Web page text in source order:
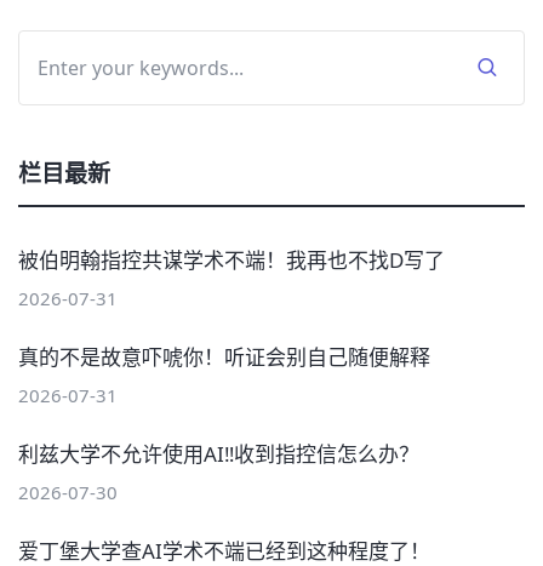
栏目最新
被伯明翰指控共谋学术不端！我再也不找D写了
2026-07-31
真的不是故意吓唬你！听证会别自己随便解释
2026-07-31
利兹大学不允许使用AI‼️收到指控信怎么办？
2026-07-30
爱丁堡大学查AI学术不端已经到这种程度了！